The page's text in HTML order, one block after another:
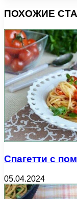
ПОХОЖИЕ
Спагетти с
05.04.2024